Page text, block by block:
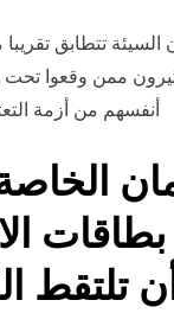
السيئة تتطابق
ممن وقعوا تحت
أنفسهم من أزمة
أن